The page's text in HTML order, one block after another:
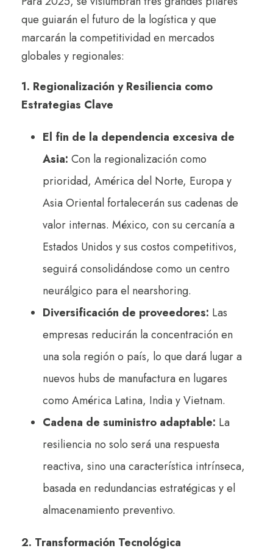
que guiarán el futuro de la logística y que
marcarán la competitividad en mercados
globales y regionales:
1. Regionalización y Resiliencia como
Estrategias Clave
El fin de la dependencia excesiva de
Asia: Con la regionalización como
prioridad, América del Norte, Europa y
Asia Oriental fortalecerán sus cadenas de
valor internas. México, con su cercanía a
Estados Unidos y sus costos competitivos,
seguirá consolidándose como un centro
neurálgico para el nearshoring.
Diversificación de proveedores: Las
empresas reducirán la concentración en
una sola región o país, lo que dará lugar a
nuevos hubs de manufactura en lugares
como América Latina, India y Vietnam.
Cadena de suministro adaptable: La
resiliencia no solo será una respuesta
reactiva, sino una característica intrínseca,
basada en redundancias estratégicas y el
almacenamiento preventivo.
2. Transformación Tecnológica